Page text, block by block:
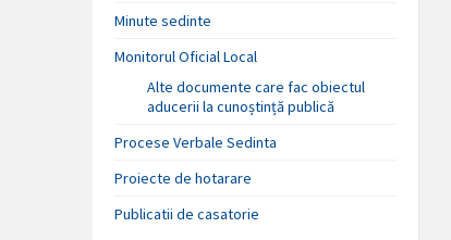
Minute sedinte
Monitorul Oficial Local
Alte documente care fac obiectul
aducerii la cunoștință publică
Procese Verbale Sedinta
Proiecte de hotarare
Publicatii de casatorie